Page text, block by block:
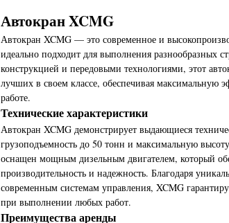
Автокран XCMG
Автокран XCMG — это современное и
идеально подходит для выполнения разнообразных
конструкцией и передовыми технологиями, этот
лучших в своем классе, обеспечивая максимальную
работе.
Технические характеристики
Автокран XCMG демонстрирует выдающиеся
грузоподъемность до 50 тонн и максимальную
оснащен мощным дизельным двигателем, который
производительность и надежность. Благодаря
современным системам управления, XCMG
при выполнении любых работ.
Преимущества аренды